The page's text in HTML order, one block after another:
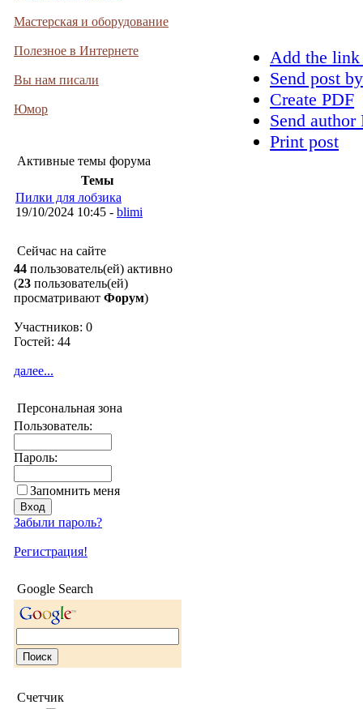
Мастерская и оборудование
Полезное в Интернете
Вы нам писали
Юмор
Активные темы форума
Темы
Пилки для лобзика
19/10/2024 10:45 - blimi
Сейчас на сайте
44 пользователь(ей) активно
(23 пользователь(ей)
просматривают Форум)
Участников: 0
Гостей: 44
далее...
Персональная зона
Пользователь:
Пароль:
Запомнить меня
Забыли пароль?
Регистрация!
Google Search
Счетчик
Add the
Send post
Create PDF
Send
Print post